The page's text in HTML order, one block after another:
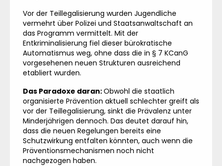
Vor der Teillegalisierung wurden Jugendliche
vermehrt über Polizei und Staatsanwaltschaft an
das Programm vermittelt. Mit der
Entkriminalisierung fiel dieser bürokratische
Automatismus weg, ohne dass die in § 7 KCanG
vorgesehenen neuen Strukturen ausreichend
etabliert wurden.
Das Paradoxe daran:Obwohl die staatlich
organisierte Prävention aktuell schlechter greift als
vor der Teillegalisierung, sinkt die Prävalenz unter
Minderjährigen dennoch. Das deutet darauf hin,
dass die neuen Regelungen bereits eine
Schutzwirkung entfalten könnten, auch wenn die
Präventionsmechanismen noch nicht
nachgezogen haben.